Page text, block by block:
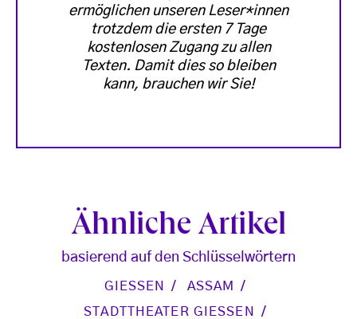
ermöglichen unseren Leser*innen
trotzdem die ersten 7 Tage
kostenlosen Zugang zu allen
Texten. Damit dies so bleiben
kann, brauchen wir Sie!
Ähnliche Artikel
basierend auf den Schlüsselwörtern
GIESSEN
ASSAM
STADTTHEATER GIESSEN